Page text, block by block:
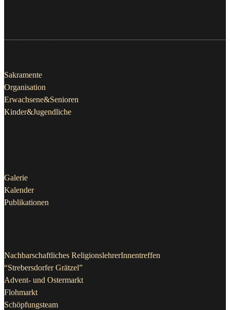
Sakramente
Organisation
Erwachsene&Senioren
Kinder&Jugendliche
Galerie
Kalender
Publikationen
Nachbarschaftliches ReligionslehrerInnentreffen
“Strebersdorfer Grätzel”
Advent- und Ostermarkt
Flohmarkt
Schöpfungsteam